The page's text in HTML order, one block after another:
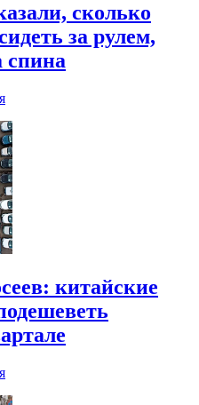
сколько
за рулем,
спина
китайские